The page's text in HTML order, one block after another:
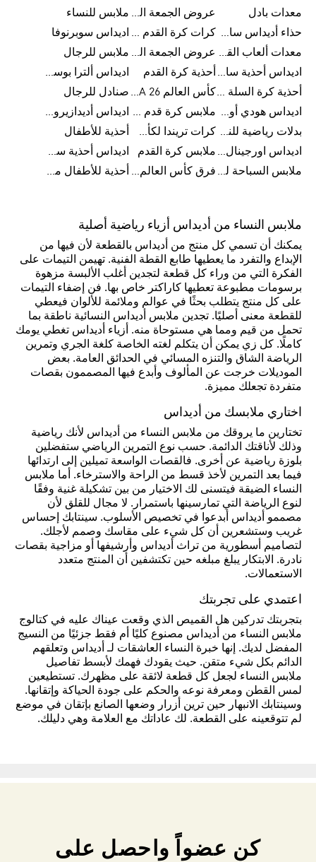
معدات بادل
عروض الجمعة البيضاء للرجال ملابس للنساء
حذاء أديداس سامبا للأطفال
كرات كرة القدم للرجال اديداس سوبرنوفا
معدات ألعاب القوى
عروض الجمعة البيضاء للسيدات ملابس للرجال
اديداس أحذية سامبا للنساء أحذية كرة القدم
اديداس ألترا بوست
أحذية كرة السلة للرجال
كأس العالم FIFA 26™ صنادل للرجال
اديداس هودي أورجينال للنساء
ملابس كرة قدم للاطفال
اديداس أديدازيرو معدات الجري
بدلات رياضية للنساء
كرات تريندا لكأس العالم FIFA 26™
أحذية للأطفال
اديداس اورجينال ملابس ملابس كرة القدم
اديداس أحذية سوبرنوفا للرجال
ملابس السباحة للرجال
فرق كأس العالم FIFA 26™ أحذية للأطفال من 8 إلى 16 سنة
ملابس النساء من أديداس أزياء رياضية أصلية
يمكنك أن تسمي كل منتج من أديداس بالقطعة لأن فيها من
الإبداع والتفرد ما يعطيها طابع القطة الفنية. تهيمن التيمات على
الفكرة التي من وراء كل قطعة لتجدين أغلب الألبسة مزهوة
برسومات مطبوعة تعطيها كاراكتر خاص بها. فن إضفاء التيمات
على كل منتج يتطلب بحثًا في عوالم وملائمة للألوان فيعطي
للقطعة معنى أصليًا. تجدين ملابس أديداس النسائية ناطقة بما
تحمل من قيم ومما هي مستوحاة منه. أزياء أديداس تغطي يومك
كاملًا. كل زي يمكن أن يتكلم لغته الخاصة كلغة الجري وتمرين
الرياضة الشاق والتنزه المسائي في الحدائق العامة. بعض
الموديلات خرجت عن المألوف وأبدع فيها المصممون بقصات
متفردة تجعلك مميزة.
اختاري ملابسك من أديداس
تختارين ما يروقك من ملابس النساء من أديداس لأنك رياضية
وذلك لأناقتك الدائمة. حسب نوع التمرين الرياضي ستفضلين
بلوزة رياضية عن أخرى. فالقصات الواسعة تميلين إلى ارتدائها
فيما بعد التمرين لأخذ قسط من الراحة والاسترخاء. أما ملابس
النساء الضيقة فيتسنى لك الاختيار من بين تشكيلة غنية وفقًا
لنوع الرياضة التي تمارسينها باستمرار. لا مجال للقلق لأن
مصممو أديداس أبدعوا في تخصيص الأسلوب. سينتابك إحساس
غريب وستشعرين أن كل شيء على مقاسك وصمم لأجلك.
لتصاميم أسطورية من تراث أديداس وأرشيفها أو مزاجية بقصات
نادرة. الابتكار يبلغ مبلغه حين تكتشفين أن المنتج متعدد
الاستعمالات.
اعتمدي على تجربتك
بتجربتك تدركين هل القميص الذي وقعت عيناك عليه في كتالوج
ملابس النساء من أديداس مصنوع كليًا أم فقط جزئيًا من النسيج
المفضل لديك. إنها خبرة النساء العاشقات لـ أديداس وتعلقهم
الدائم بكل شيء متقن. حيث يقودك فهمك لأبسط تفاصيل
ملابس النساء لجعل كل قطعة لائقة على مظهرك. تستطيعين
لمس القطن ومعرفة نوعه والحكم على جودة الحياكة وإتقانها.
وسينتابك الانبهار حين ترين أزرار وضعها الصانع بإتقان في موضع
لم تتوقعينه على القطعة. لك عاداتك مع العلامة وهي دليلك.
كن عضواً واحصل على